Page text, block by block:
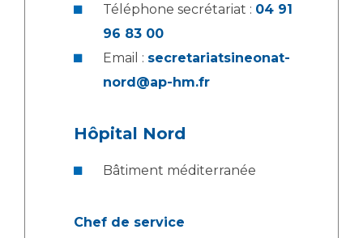
Charte Romain Jacob
Mouvement Parcours Handicap 13
Médecine nucléaire
Adresser un patient
Adresser un examen au Laboratoire de Biologie
Cancérologie
Anatomie et Cytologie Pathologiques
Centres de référence Maladies Rares
Téléphone secrétariat : 04 91
96 83 00
Email : secretariatsineonat-
nord@ap-hm.fr
Hôpital Nord
Bâtiment méditerranée
Chef de service